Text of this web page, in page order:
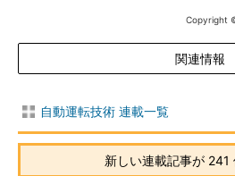
Copyright
関連情報
自動運転技術 連載一覧
新しい連載記事が 241